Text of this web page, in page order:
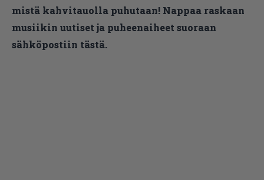
mistä kahvitauolla puhutaan! Nappaa raskaan
musiikin uutiset ja puheenaiheet suoraan
sähköpostiin tästä.